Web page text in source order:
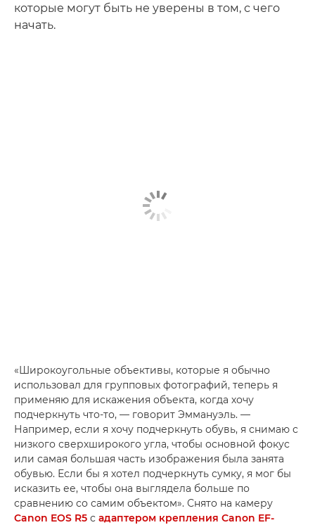
которые могут быть не уверены в том, с чего
начать.
«Широкоугольные объективы, которые я обычно
использовал для групповых фотографий, теперь я
применяю для искажения объекта, когда хочу
подчеркнуть что-то, — говорит Эммануэль. —
Например, если я хочу подчеркнуть обувь, я снимаю с
низкого сверхширокого угла, чтобы основной фокус
или самая большая часть изображения была занята
обувью. Если бы я хотел подчеркнуть сумку, я мог бы
исказить ее, чтобы она выглядела больше по
сравнению со самим объектом». Снято на камеру
Canon EOS R5 с адаптером крепления Canon EF-